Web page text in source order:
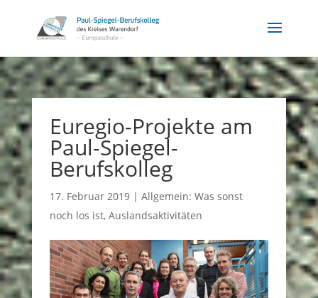
Euregio-Projekte am
Paul-Spiegel-
Berufskolleg
17. Februar 2019| Allgemein: Was sonst
noch los ist, Auslandsaktivitäten